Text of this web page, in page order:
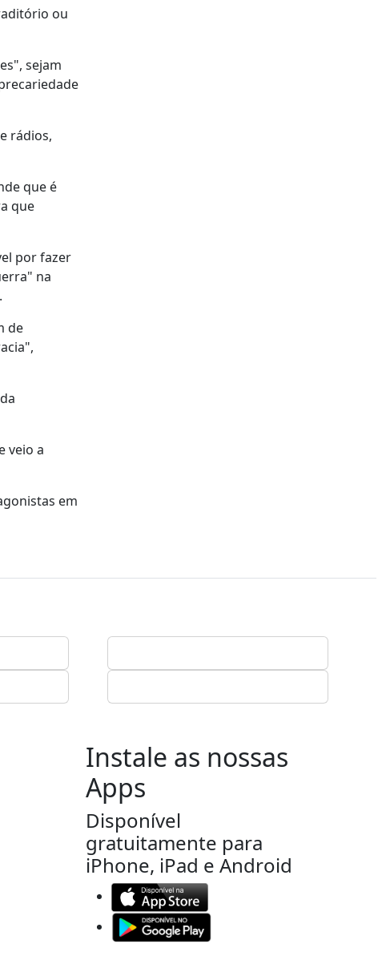
ou
sejam
rádios,
que é
que
por fazer
na
de
veio a
em
Instale as nossas
Apps
Disponível
gratuitamente para
iPhone, iPad e Android